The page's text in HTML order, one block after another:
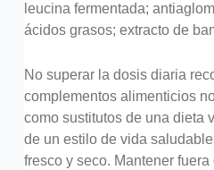
leucina fermentada;
ácidos grasos; extracto de
No superar la dosis diaria
complementos alimenticios
como sustitutos de una dieta
de un estilo de vida
fresco y seco. Mantener